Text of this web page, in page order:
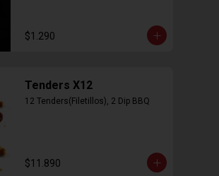
$1.290
Tenders X12
12 Tenders(Filetillos), 2 Dip BBQ
$11.890